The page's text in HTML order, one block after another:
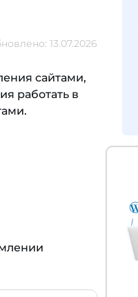
13.07.2026
сайтами,
работать в